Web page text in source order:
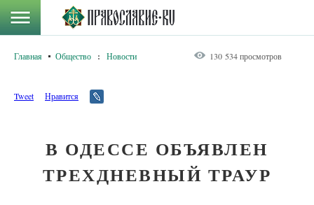
Главная Общество : Новости 130 534 просмотров
Tweet Нравится
В ОДЕССЕ ОБЪЯВЛЕН
ТРЕХДНЕВНЫЙ ТРАУР